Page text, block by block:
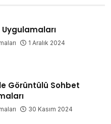
1 Aralık 2024
Görüntülü Sohbet
30 Kasım 2024